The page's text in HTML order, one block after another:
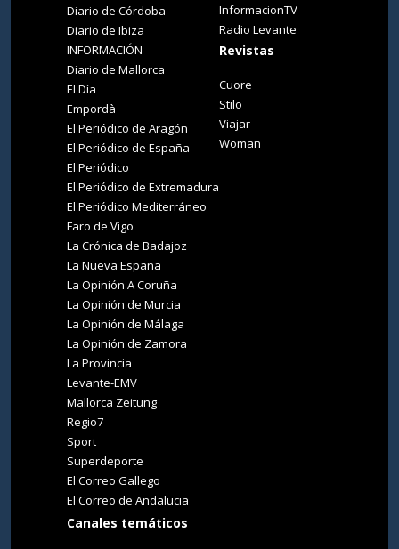
Diario de Córdoba
Diario de Ibiza
INFORMACIÓN
Diario de Mallorca
El Día
Empordà
El Periódico de Aragón
El Periódico de España
El Periódico
El Periódico de Extremadura
El Periódico Mediterráneo
Faro de Vigo
La Crónica de Badajoz
La Nueva España
La Opinión A Coruña
La Opinión de Murcia
La Opinión de Málaga
La Opinión de Zamora
La Provincia
Levante-EMV
Mallorca Zeitung
Regio7
Sport
Superdeporte
El Correo Gallego
El Correo de Andalucia
Canales temáticos
InformacionTV
Radio Levante
Revistas
Cuore
Stilo
Viajar
Woman